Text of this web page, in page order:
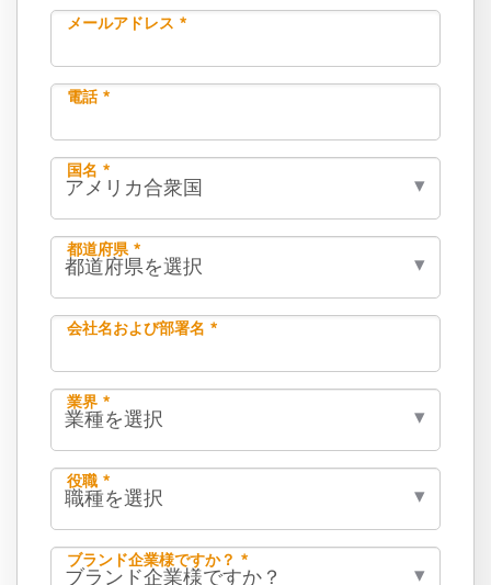
メールアドレス *
電話 *
国名 *
都道府県 *
会社名および部署名 *
業界 *
役職 *
ブランド企業様ですか？ *